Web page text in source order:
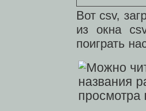
Вот csv,
из окна
поиграть